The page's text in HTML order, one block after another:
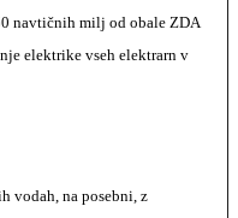
navtičnih milj od obale ZDA
elektrike vseh elektrarn v
vodah, na posebni, z